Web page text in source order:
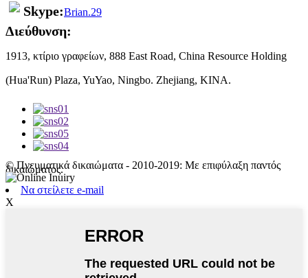
Skype:Brian.29
Διεύθυνση:
1913, κτίριο γραφείων, 888 East Road, China Resource Holding
(Hua'Run) Plaza, YuYao, Ningbo. Zhejiang, ΚΙΝΑ.
© Πνευματικά δικαιώματα - 2010-2019: Με επιφύλαξη παντός
δικαιώματος.
Να στείλετε e-mail
Χ